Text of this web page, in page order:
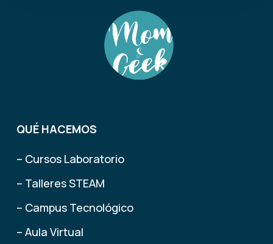
QUÉ HACEMOS
– Cursos Laboratorio
– Talleres STEAM
– Campus Tecnológico
– Aula Virtual